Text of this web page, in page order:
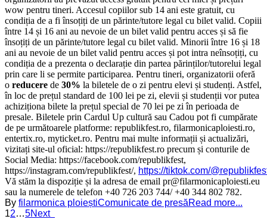
wow pentru tineri. Accesul copiilor sub 14 ani este gratuit, cu
condiția de a fi însoțiți de un părinte/tutore legal cu bilet valid. Copiii
între 14 și 16 ani au nevoie de un bilet valid pentru acces și să fie
însoțiți de un părinte/tutore legal cu bilet valid. Minorii între 16 și 18
ani au nevoie de un bilet valid pentru acces și pot intra neînsoțiți, cu
condiția de a prezenta o declarație din partea părinților/tutorelui legal
prin care li se permite participarea. Pentru tineri, organizatorii oferă
o reducere de 30% la biletele de o zi pentru elevi și studenți. Astfel,
în loc de prețul standard de 100 lei pe zi, elevii și studenții vor putea
achiziționa bilete la prețul special de 70 lei pe zi în perioada de
presale. Biletele prin Cardul Up cultură sau Cadou pot fi cumpărate
de pe următoarele platforme: republikfest.ro, filarmonicaploiesti.ro,
entertix.ro, myticket.ro. Pentru mai multe informații și actualizări,
vizitați site-ul oficial: https://republikfest.ro precum și conturile de
Social Media: https://facebook.com/republikfest,
https://instagram.com/republikfest/, https://tiktok.com/
Vă stăm la dispoziție și la adresa de email pr@filarmonicaploiesti.eu
sau la numerele de telefon +40 726 203 744/ +40 344 802 782.
By filarmonica ploieștiComunicate de presăRead more...
12…5Next